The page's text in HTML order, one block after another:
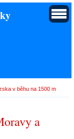
v běhu na 1500 m
a